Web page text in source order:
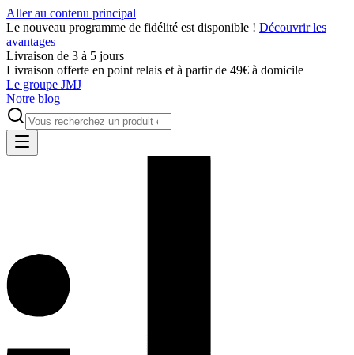
Aller au contenu principal
Le nouveau programme de fidélité est disponible ! Découvrir les
avantages
Livraison de 3 à 5 jours
Livraison offerte en point relais et à partir de 49€ à domicile
Le groupe JMJ
Notre blog